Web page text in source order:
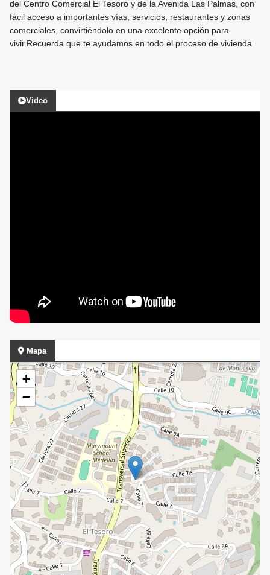
del Centro Comercial El Tesoro y de la Avenida Las Palmas, con
fácil acceso a importantes vías, servicios, restaurantes y zonas
comerciales, convirtiéndolo en una excelente opción para
vivir.Recuerda que te ayudamos en todo el proceso de vivienda
Video
Mapa
+
−